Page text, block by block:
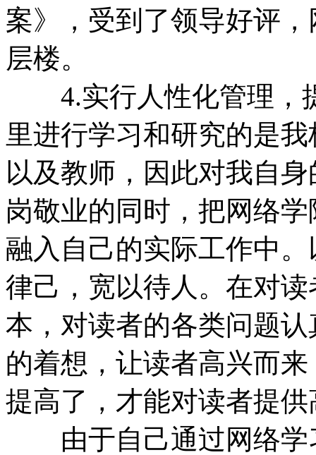
案》，受到了领导好评
层楼。
4.实行人性化管理，
里进行学习和研究的是
以及教师，因此对我自
岗敬业的同时，把网络
融入自己的实际工作中
律己，宽以待人。在对
本，对读者的各类问题
的着想，让读者高兴而
提高了，才能对读者提
由于自己通过网络学